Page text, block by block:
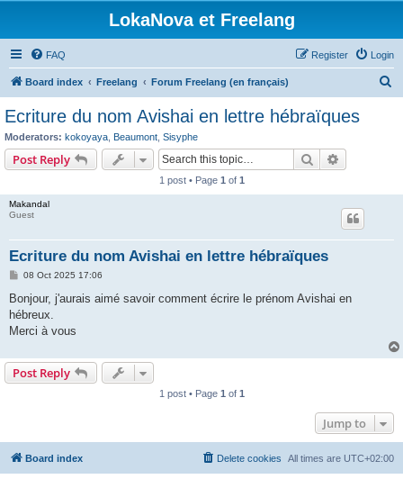
LokaNova et Freelang
FAQ Login
Register
Board index Freelang Forum Freelang (en français)
Ecriture du nom Avishai en lettre hébraïques
Moderators: kokoyaya Beaumont Sisyphe
Post Reply Search
1 post • Page 1 of 1
Makandal
Guest
Ecriture du nom Avishai en lettre hébraïques
P
s
08 Oct 2025 17:06
Bonjour, j'aurais aimé savoir comment écrire le prénom Avishai en
hébreux.
Merci à vous
Post Reply
1 post • Page 1 of 1
Jump to
Board index All times are UTC+02:00
Delete cookies